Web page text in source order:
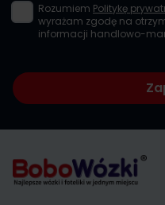
Rozumiem Politykę
wyrażam zgodę na
informacji handlowo-